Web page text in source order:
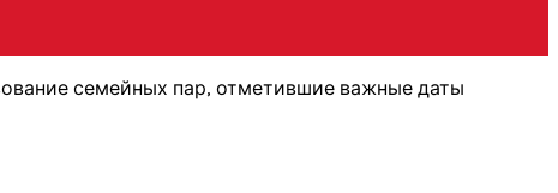
семейных пар, отметившие важные даты